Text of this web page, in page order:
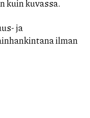
kuin kuvassa.
ja
ilman